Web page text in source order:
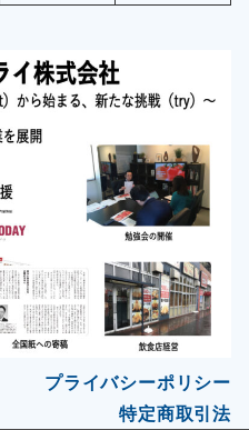
プライバシーポリシー
特定商取引法